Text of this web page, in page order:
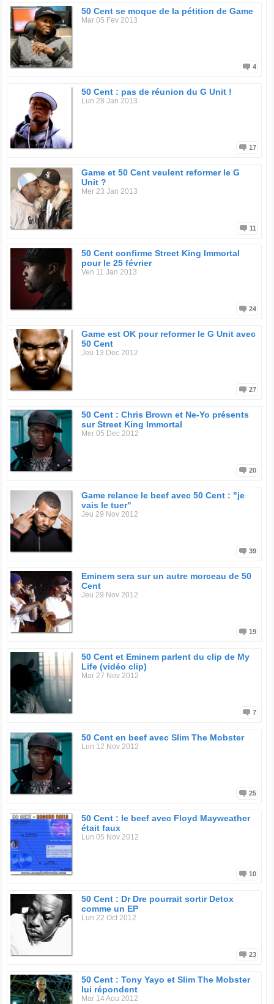
50 Cent se moque de la pétition de Game
Mar 05 Fev 2013
4
50 Cent : pas de réunion du G Unit !
Lun 28 Jan 2013
17
Game et 50 Cent veulent reformer le G
Unit ?
Mer 23 Jan 2013
11
50 Cent confirme Street King Immortal
pour le 25 février
Ven 11 Jan 2013
24
Game est OK pour reformer le G Unit avec
50 Cent
Jeu 13 Dec 2012
27
50 Cent : Chris Brown et Ne-Yo présents
sur Street King Immortal
Mer 05 Dec 2012
20
Game relance le beef avec 50 Cent : "je
vais le tuer"
Jeu 29 Nov 2012
39
Eminem sera sur un autre morceau de 50
Cent
Jeu 29 Nov 2012
19
50 Cent et Eminem parlent du clip de My
Life (vidéo clip)
Mar 27 Nov 2012
7
50 Cent en beef avec Slim The Mobster
Lun 12 Nov 2012
25
50 Cent : le beef avec Floyd Mayweather
était faux
Lun 05 Nov 2012
10
50 Cent : Dr Dre pourrait sortir Detox
comme un EP
Lun 22 Oct 2012
23
50 Cent : Tony Yayo et Slim The Mobster
lui répondent
Mar 14 Aou 2012